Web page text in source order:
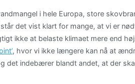
i hele Europa, store
det vist klart for mange, at vi er
ikke at belaste klimaet mere end
, hvor vi ikke længere kan nå at
det indebærer blandt andet, at der